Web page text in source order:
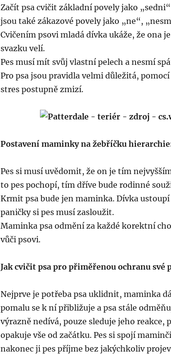
Začít psa cvičit základní povely jako
jsou také zákazové povely jako „ne“,
Cvičením psovi mladá dívka ukáže, že ona
svazku velí.
Pes musí mít svůj vlastní pelech a nesmí
Pro psa jsou pravidla velmi důležitá,
stres postupně zmizí.
Postavení maminky na žebříčku
Pes si musí uvědomit, že on je tím
to pes pochopí, tím dříve bude rodinné
Krmit psa bude jen maminka. Dívka
paničky si pes musí zasloužit.
Maminka psa odmění za každé korektní
vůči psovi.
Jak cvičit psa pro přiměřenou ochranu své
Nejprve je potřeba psa uklidnit, maminka
pomalu se k ní přibližuje a psa stále
výrazně nedívá, pouze sleduje jeho reakce,
opakuje vše od začátku. Pes si spojí
nakonec ji pes příjme bez jakýchkoliv